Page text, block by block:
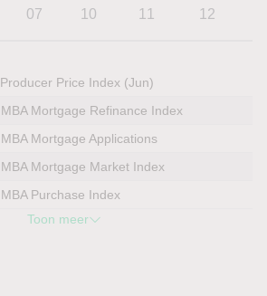
07 10 11 12
Producer Price Index (Jun)
MBA Mortgage Refinance Index
MBA Mortgage Applications
MBA Mortgage Market Index
MBA Purchase Index
Toon meer